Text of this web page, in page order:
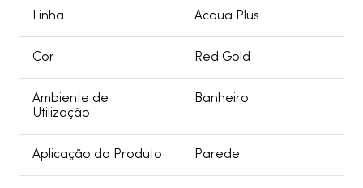
Linha Acqua Plus
Cor Red Gold
Ambiente de
Utilização
Banheiro
Aplicação do Produto Parede